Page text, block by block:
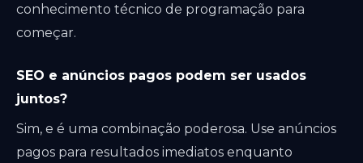
conhecimento técnico de programação para
começar.
SEO e anúncios pagos podem ser usados
juntos?
Sim, e é uma combinação poderosa. Use anúncios
pagos para resultados imediatos enquanto